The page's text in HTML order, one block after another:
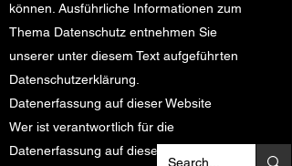
können. Ausführliche Informationen zum
Thema Datenschutz entnehmen Sie
unserer unter diesem Text aufgeführten
Datenschutzerklärung.
Datenerfassung auf dieser Website
Wer ist verantwortlich für die
Datenerfassung auf dieser Website?